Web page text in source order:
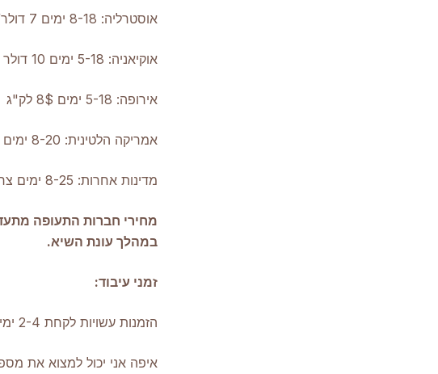
אוסטרליה: 8-18 ימים 7 דולר/ק"ג
אוקיאניה: 5-18 ימים 10 דולר לק"ג
אירופה: 5-18 ימים 8$ לק"ג
אמריקה הלטינית: 8-20 ימים 11 דולר/ק"ג
מדינות אחרות: 8-25 ימים צרו איתנו קשר למחיר
מחירי חברות התעופה
במהלך עונת השיא.
זמני עיבוד:
הזמנות עשויות לקחת 2-4 ימי עסקים לעיבוד לאחר ביצוע ההזמנה לפני המשלוח.
איפה אני יכול למצוא את